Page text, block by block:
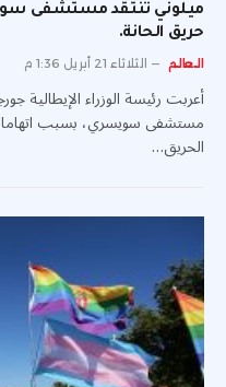
ميلوني تنتقد مستشفى
حريق الحانة.
العالم الثلاثاء 21 أبريل 1:36 م
أعربت رئيسة الوزراء الإيطالية
مستشفى سويسري، بسبب
الحريق…